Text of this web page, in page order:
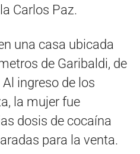
Carlos Paz.
una casa ubicada
de Garibaldi, de
ingreso de los
la mujer fue
dosis de cocaína
para la venta.